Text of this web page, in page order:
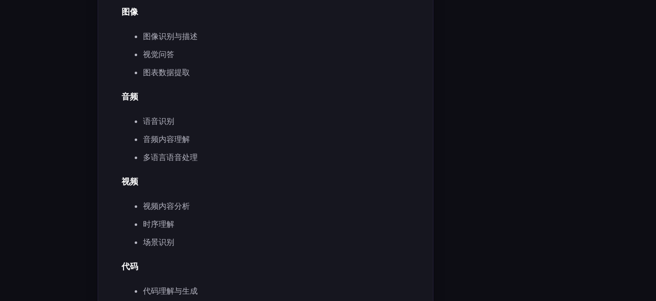
图像
图像识别与描述
视觉问答
图表数据提取
音频
语音识别
音频内容理解
多语言语音处理
视频
视频内容分析
时序理解
场景识别
代码
代码理解与生成